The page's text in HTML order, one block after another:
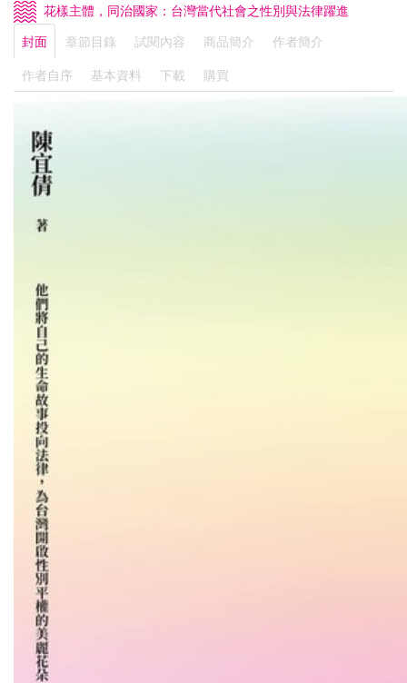
花樣主體，同治國家：台灣當代社會之性別與法律躍進
封面
章節目錄 試閱內容 商品簡介
作者簡介
作者自序
基本資料 下載 購買